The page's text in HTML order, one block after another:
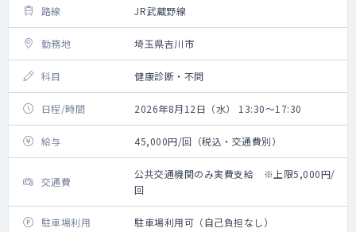
路線 JR武蔵野線
勤務地 埼玉県吉川市
科目 健康診断・不問
日程/時間 2026年8月12日（水） 13:30～17:30
給与 45,000円/回（税込・交通費別）
交通費
公共交通機関のみ実費支給 ※上限5,000円/
回
駐車場利用 駐車場利用可（自己負担なし）